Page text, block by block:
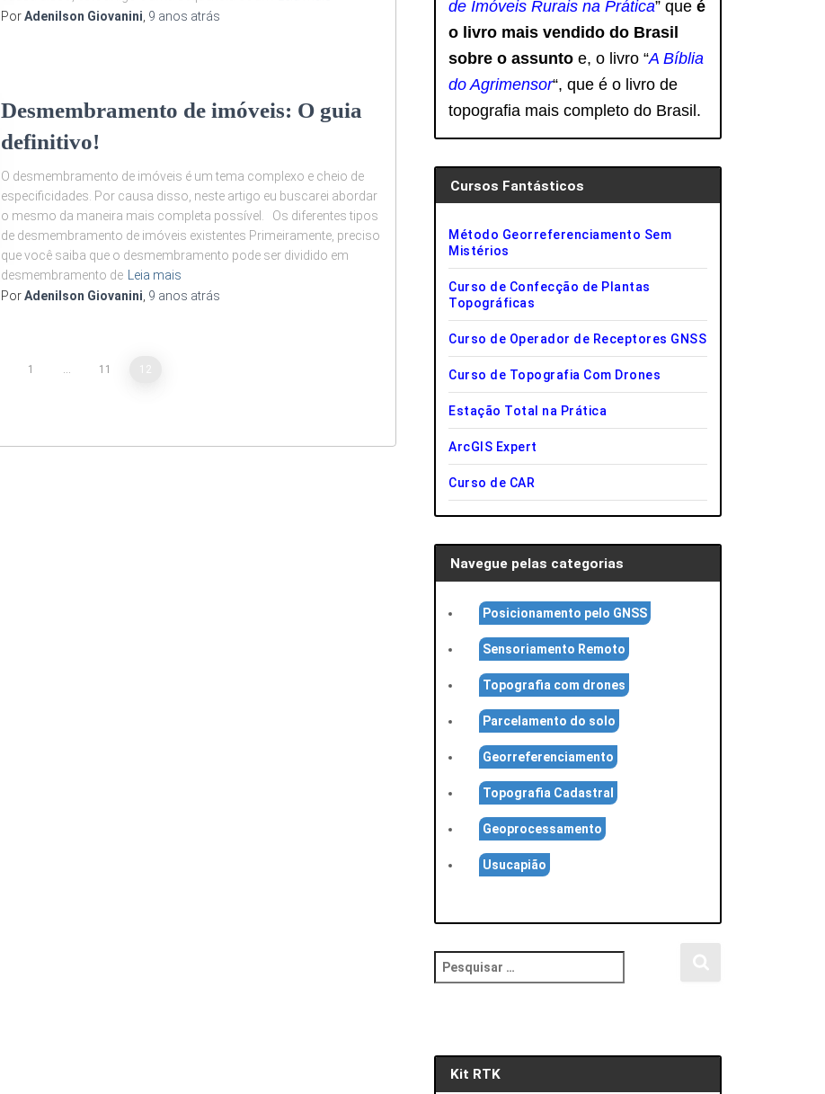
PorAdenilson Giovanini 9 anos atrás
Desmembramento de imóveis: O guia
definitivo!
O desmembramento de imóveis é um tema complexo e cheio de
especificidades. Por causa disso, neste artigo eu buscarei abordar
o mesmo da maneira mais completa possível. Os diferentes tipos
de desmembramento de imóveis existentes Primeiramente, preciso
que você saiba que o desmembramento pode ser dividido em
desmembramento de Leia mais
PorAdenilson Giovanini 9 anos atrás
1 11
de Imóveis Rurais na Prática” queé
o livro mais vendido do Brasil
sobre o assuntoe, o livro “A Bíblia
do Agrimensor“, que é o livro de
topografia mais completo do Brasil.
Cursos Fantásticos
Método Georreferenciamento Sem
Mistérios
Curso de Confecção de Plantas
Topográficas
Curso de Operador de Receptores GNSS
Curso de Topografia Com Drones
Estação Total na Prática
ArcGIS Expert
Curso de CAR
Navegue pelas categorias
Posicionamento pelo GNSS
Sensoriamento Remoto
Topografia com drones
Parcelamento do solo
Georreferenciamento
Topografia Cadastral
Geoprocessamento
Usucapião
e
i
Kit RTK